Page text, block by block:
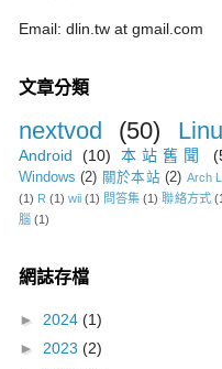
Email: dlin.tw at gmail.com
文章分類
nextvod (50)
Android (10) 本站舊聞
Windows (2) 關於本站 (2) Arch
(1) R (1) wii (1) 問答集 (1) 聯絡方式
腦 (1)
網誌存檔
► 2024 (1)
► 2023 (2)